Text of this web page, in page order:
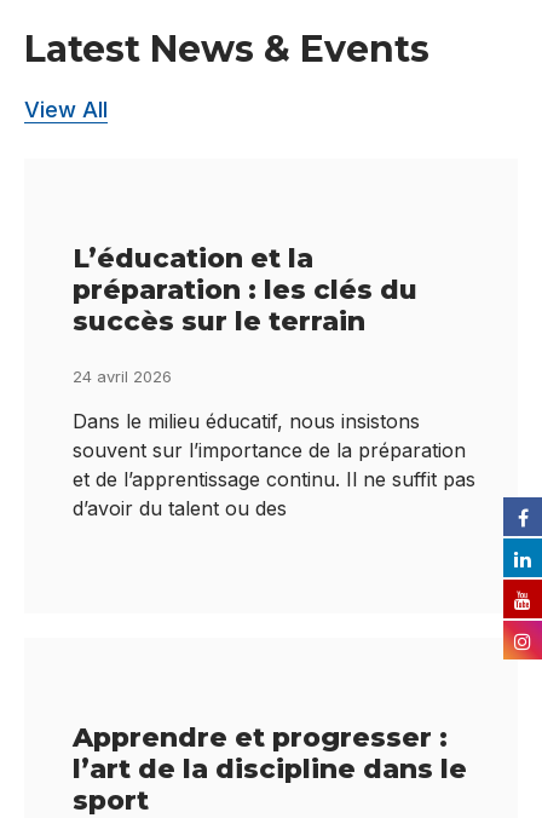
Latest News & Events
View All
L’éducation et la
préparation : les clés du
succès sur le terrain
24 avril 2026
Dans le milieu éducatif, nous insistons
souvent sur l’importance de la préparation
et de l’apprentissage continu. Il ne suffit pas
d’avoir du talent ou des
Apprendre et progresser :
l’art de la discipline dans le
sport